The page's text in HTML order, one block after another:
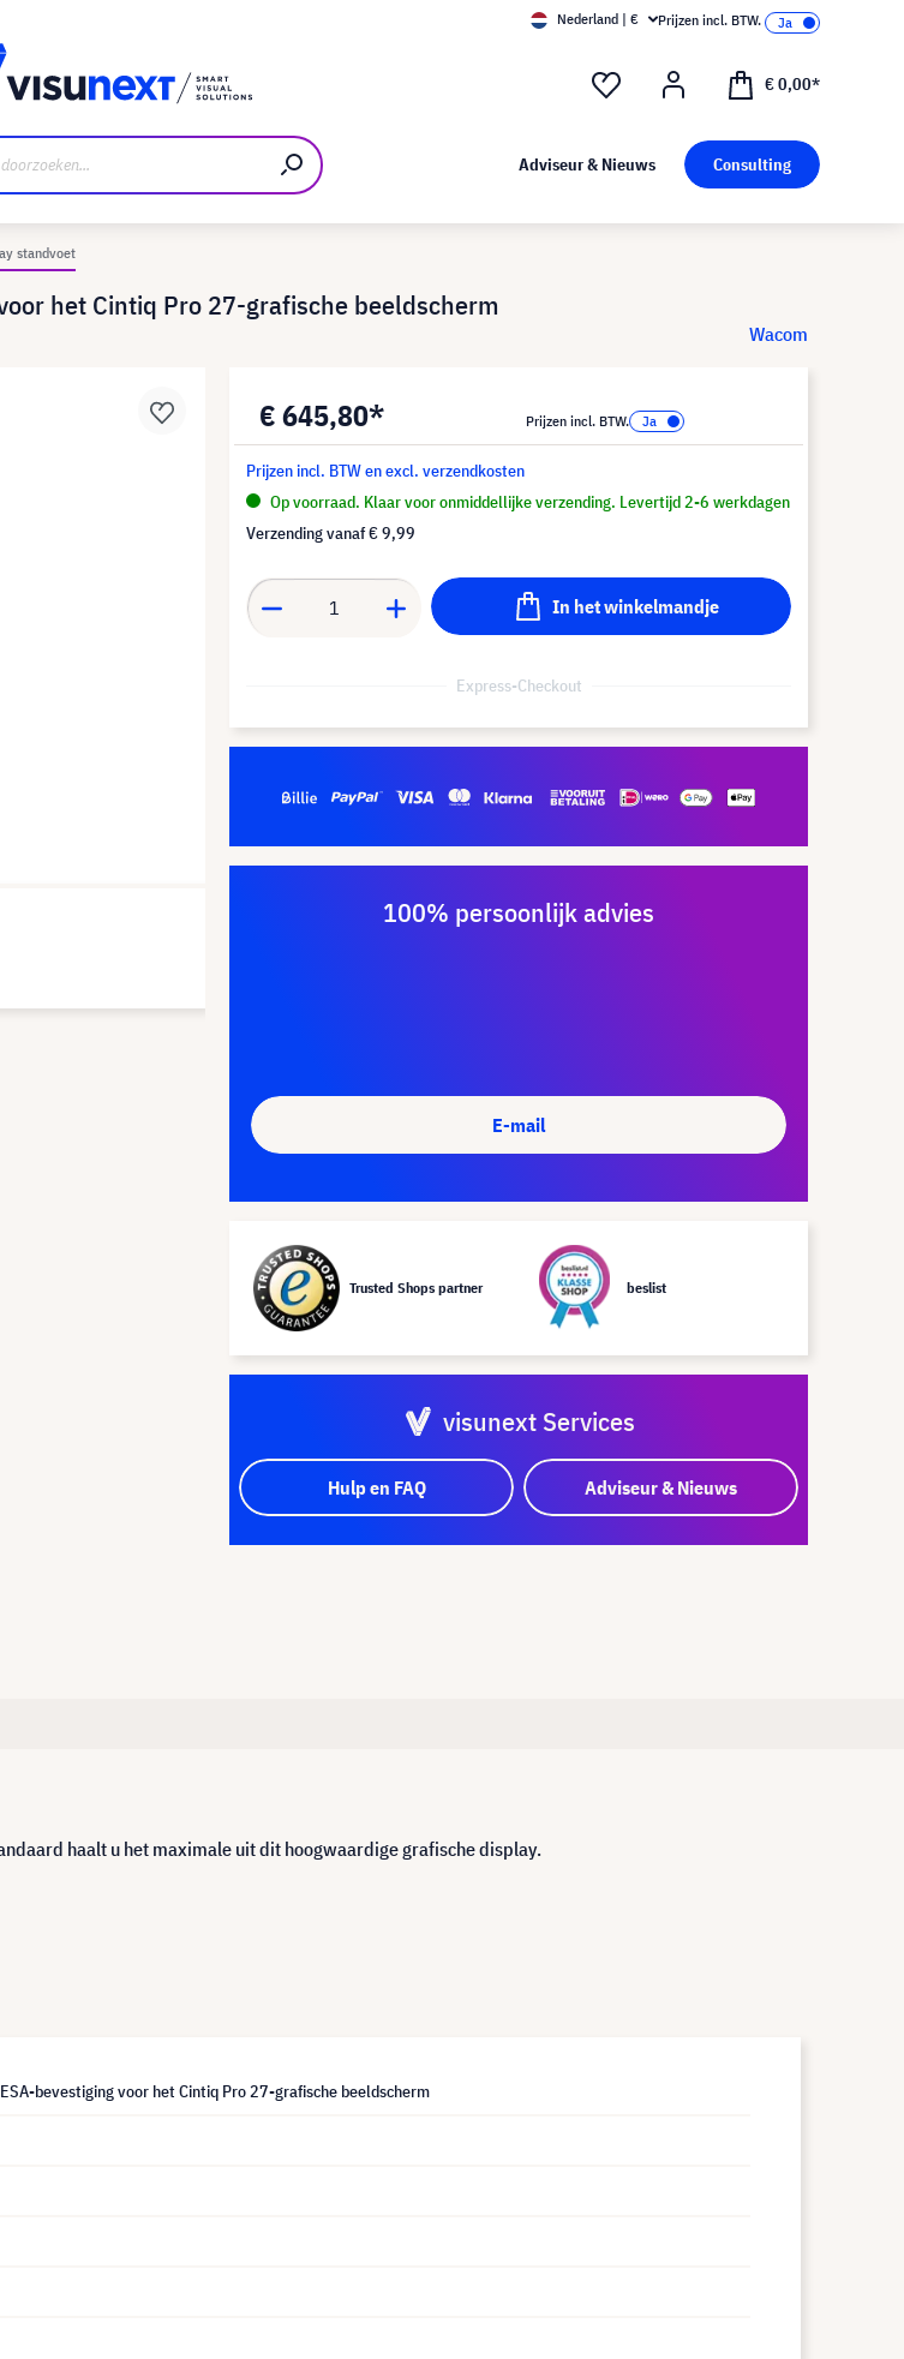
Nederland | € Prijzen incl. BTW.
€ 0,00*
Adviseur & Nieuws Consulting
standvoet
het Cintiq Pro 27-grafische beeldscherm
Wacom
€ 645,80* Prijzen incl. BTW.
Prijzen incl. BTW en excl. verzendkosten
Op voorraad. Klaar voor onmiddellijke verzending. Levertijd 2-6 werkdagen
Verzending vanaf€ 9,99
In het winkelmandje
Express-Checkout
100% persoonlijk advies
E-mail
Trusted Shops partner beslist
visunext Services
Hulp en FAQ Adviseur & Nieuws
haalt u het maximale uit dit hoogwaardige grafische display.
bevestiging voor het Cintiq Pro 27-grafische beeldscherm